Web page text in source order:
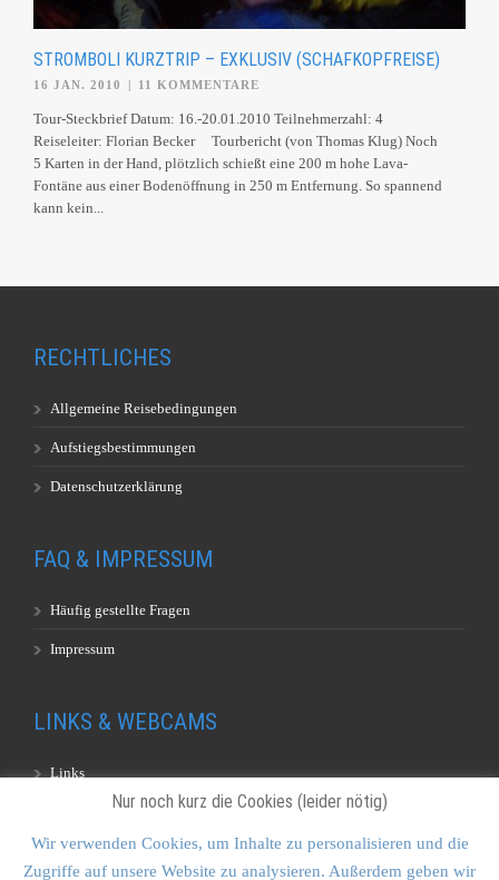
STROMBOLI KURZTRIP – EXKLUSIV (SCHAFKOPFREISE)
16 JAN. 2010 | 11 KOMMENTARE
Tour-Steckbrief Datum: 16.-20.01.2010 Teilnehmerzahl: 4
Reiseleiter: Florian Becker Tourbericht (von Thomas Klug) Noch
5 Karten in der Hand, plötzlich schießt eine 200 m hohe Lava-
Fontäne aus einer Bodenöffnung in 250 m Entfernung. So spannend
kann kein...
RECHTLICHES
Allgemeine Reisebedingungen
Aufstiegsbestimmungen
Datenschutzerklärung
FAQ & IMPRESSUM
Häufig gestellte Fragen
Impressum
LINKS & WEBCAMS
Links
Nur noch kurz die Cookies (leider nötig)
Wir verwenden Cookies, um Inhalte zu personalisieren und die
Zugriffe auf unsere Website zu analysieren. Außerdem geben wir